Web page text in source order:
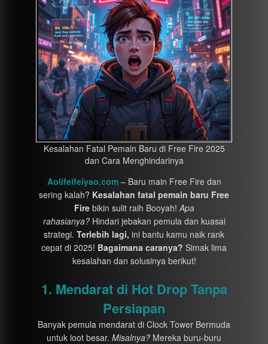
Kesalahan Fatal Pemain Baru di Free Fire 2025
dan Cara Menghindarinya
Aolifeifeiyao.com– Baru main Free Fire dan
sering kalah? Kesalahan fatal pemain baru Free
Firebikin sulit raih Booyah!Apa
rahasianya?Hindari jebakan pemula dan kuasai
strategi. Terlebih lagi, ini bantu kamu naik rank
cepat di 2025! Bagaimana caranya? Simak lima
kesalahan dan solusinya berikut!
1. Mendarat di Hot Drop Tanpa
Persiapan
Banyak pemula mendarat di Clock Tower Bermuda
untuk loot besar. Misalnya? Mereka buru-buru